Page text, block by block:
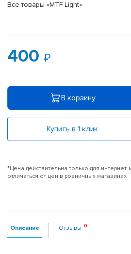
Все товары «MTF Light»
400
В корзину
Купить в 1 клик
*Цена действительна только для
отличаться от цен в розничных магазинах
Описание Отзывы